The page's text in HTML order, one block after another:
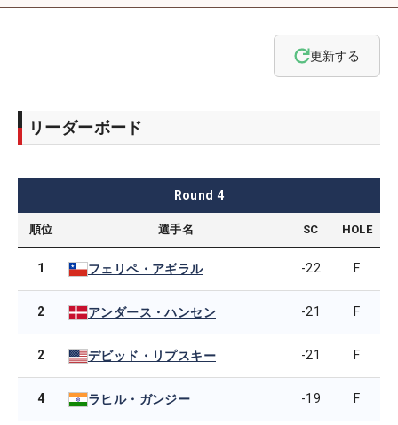
更新する
リーダーボード
Round 4
順位 選手名 SC HOLE
1 フェリペ・アギラル -22 F
2 アンダース・ハンセン -21 F
2 デビッド・リプスキー -21 F
4 ラヒル・ガンジー -19 F